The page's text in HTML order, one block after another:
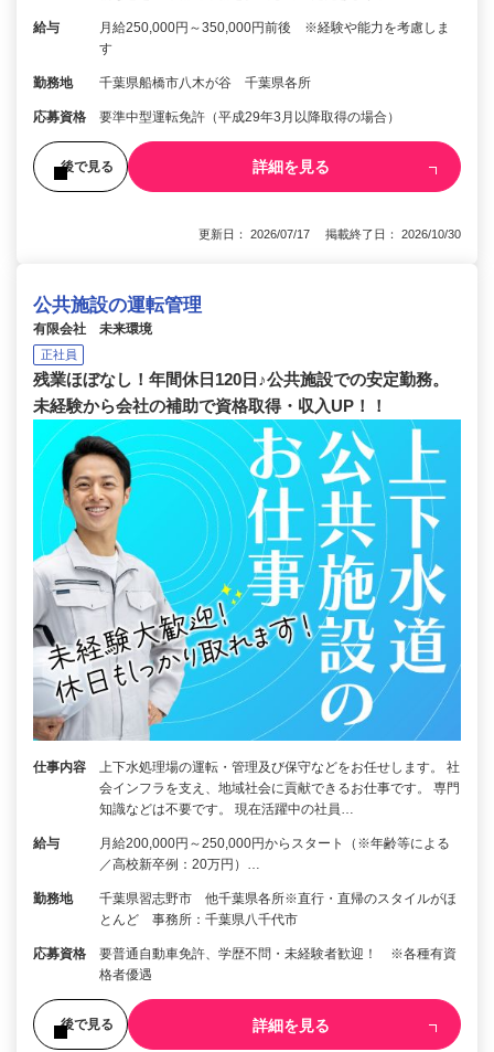
給与
月給250,000円～350,000円前後 ※経験や能力を考慮しま
す
勤務地 千葉県船橋市八木が谷 千葉県各所
応募資格 要準中型運転免許（平成29年3月以降取得の場合）
後で見る 詳細を見る
更新日： 2026/07/17 掲載終了日： 2026/10/30
公共施設の運転管理
有限会社 未来環境
正社員
残業ほぼなし！年間休日120日♪公共施設での安定勤務。
未経験から会社の補助で資格取得・収入UP！！
仕事内容
上下水処理場の運転・管理及び保守などをお任せします。 社
会インフラを支え、地域社会に貢献できるお仕事です。 専門
知識などは不要です。 現在活躍中の社員…
給与
月給200,000円～250,000円からスタート（※年齢等による
／高校新卒例：20万円）…
勤務地
千葉県習志野市 他千葉県各所※直行・直帰のスタイルがほ
とんど 事務所：千葉県八千代市
応募資格
要普通自動車免許、学歴不問・未経験者歓迎！ ※各種有資
格者優遇
後で見る 詳細を見る